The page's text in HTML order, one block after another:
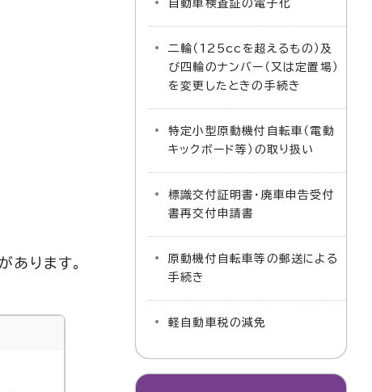
あります。
自動車検査証の電子化
二輪（125ccを超えるもの）及
び四輪のナンバー（又は定置場）
を変更したときの手続き
特定小型原動機付自転車（電動
キックボード等）の取り扱い
標識交付証明書・廃車申告受付
書再交付申請書
原動機付自転車等の郵送による
手続き
軽自動車税の減免